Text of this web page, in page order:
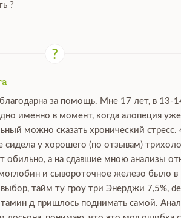
?
за помощь. Мне 17 лет, в 13-
именно в момент, когда алопеция
можно сказать хронический
сидела у хорошего (по отзывам)
а на сдавшие мною анализы
и сывороточное железо было
тайм ту гроу три Энерджи 7,5%,
д пришлось поднимать самой.